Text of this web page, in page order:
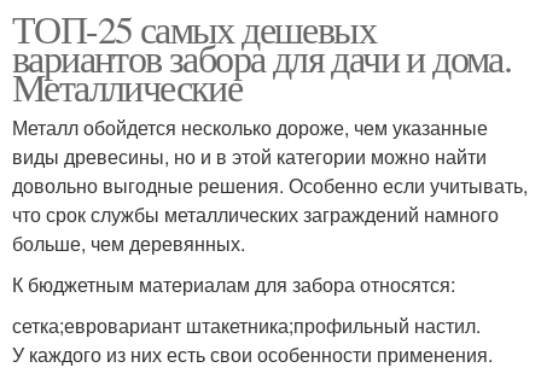
ТОП-25 самых дешевых
вариантов забора для дачи и дома.
Металлические
Металл обойдется несколько дороже, чем указанные
виды древесины, но и в этой категории можно найти
довольно выгодные решения. Особенно если учитывать,
что срок службы металлических заграждений намного
больше, чем деревянных.
К бюджетным материалам для забора относятся:
сетка;евровариант штакетника;профильный настил.
У каждого из них есть свои особенности применения.